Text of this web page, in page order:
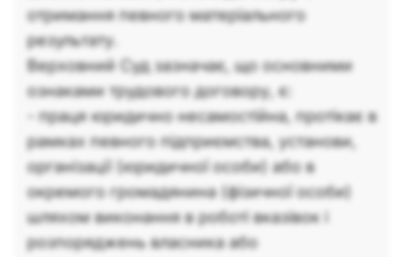
отримання певного матеріального
результату.
Верховний Суд зазначає, що основними
ознаками трудового договору, є:
- праця юридично несамостійна, протікає в
рамках певного підприємства, установи,
організації (юридичної особи) або в
окремого громадянина (фізичної особи)
шляхом виконання в роботі вказівок і
розпоряджень власника або